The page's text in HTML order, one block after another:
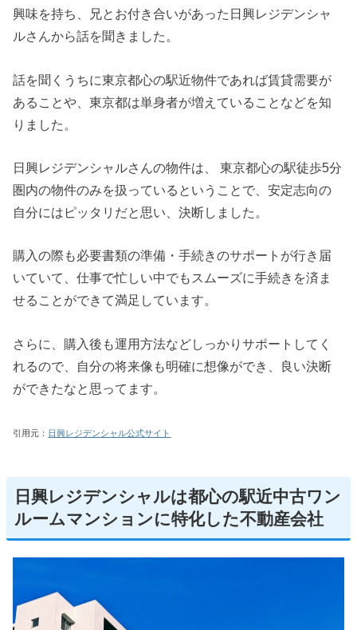
興味を持ち、兄とお付き合いがあった日興レジデンシャ
ルさんから話を聞きました。
話を聞くうちに東京都心の駅近物件であれば賃貸需要が
あることや、東京都は単身者が増えていることなどを知
りました。
日興レジデンシャルさんの物件は、 東京都心の駅徒歩5分
圏内の物件のみを扱っているということで、安定志向の
自分にはピッタリだと思い、決断しました。
購入の際も必要書類の準備・手続きのサポートが行き届
いていて、仕事で忙しい中でもスムーズに手続きを済ま
せることができて満足しています。
さらに、購入後も運用方法などしっかりサポートしてく
れるので、自分の将来像も明確に想像ができ、良い決断
ができたなと思ってます。
引用元： 日興レジデンシャル公式サイト
日興レジデンシャルは都心の駅近中古ワン
ルームマンションに特化した不動産会社